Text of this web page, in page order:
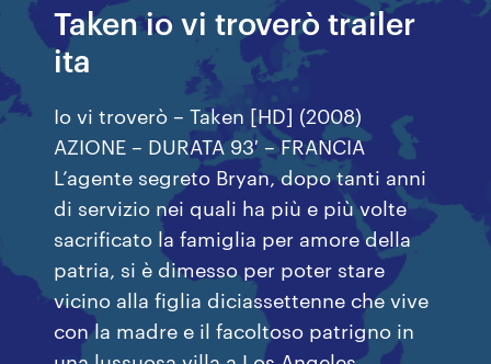
Taken io vi troverò trailer
ita
Io vi troverò – Taken [HD] (2008)
AZIONE – DURATA 93′ – FRANCIA
L’agente segreto Bryan, dopo tanti anni
di servizio nei quali ha più e più volte
sacrificato la famiglia per amore della
patria, si è dimesso per poter stare
vicino alla figlia diciassettenne che vive
con la madre e il facoltoso patrigno in